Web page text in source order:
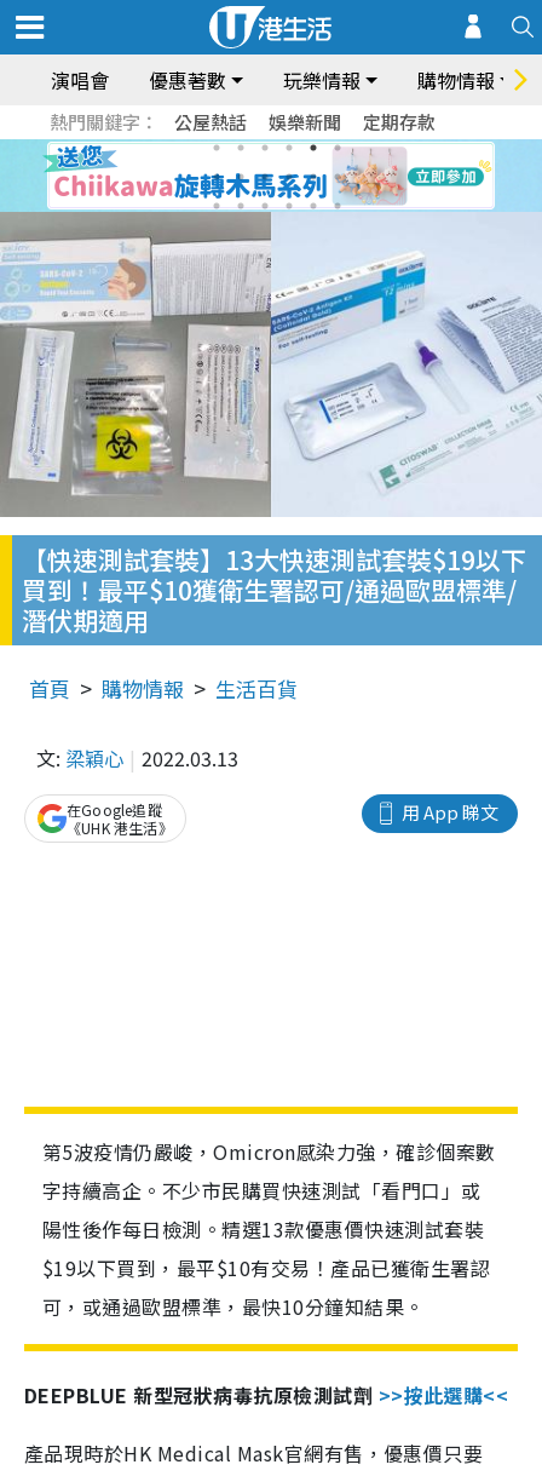
演唱會 優惠著數 玩樂情報 購物情報
熱門關鍵字： 公屋熱話 娛樂新聞 定期存款
【快速測試套裝】13大快速測試套裝$19以下
買到！最平$10獲衛生署認可/通過歐盟標準/
潛伏期適用
首頁 購物情報 生活百貨
文: 梁穎心 2022.03.13
用 App 睇文
在Google追蹤
《UHK 港生活》
第5波疫情仍嚴峻，Omicron感染力強，確診個案數
字持續高企。不少市民購買快速測試「看門口」或
陽性後作每日檢測。精選13款優惠價快速測試套裝
$19以下買到，最平$10有交易！產品已獲衛生署認
可，或通過歐盟標準，最快10分鐘知結果。
DEEPBLUE 新型冠狀病毒抗原檢測試劑 >>按此選購<<
產品現時於HK Medical Mask官網有售，優惠價只要